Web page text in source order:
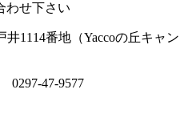
わせ下さい
井1114番地（Yaccoの丘キャン
47-9577